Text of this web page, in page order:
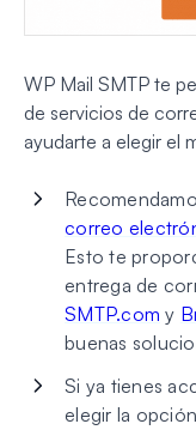
WP Mail SMTP te
de servicios de
ayudarte a elegir el
correo
Esto te
entrega de
SMTP.com y
buenas
Si ya tienes
elegir la opción